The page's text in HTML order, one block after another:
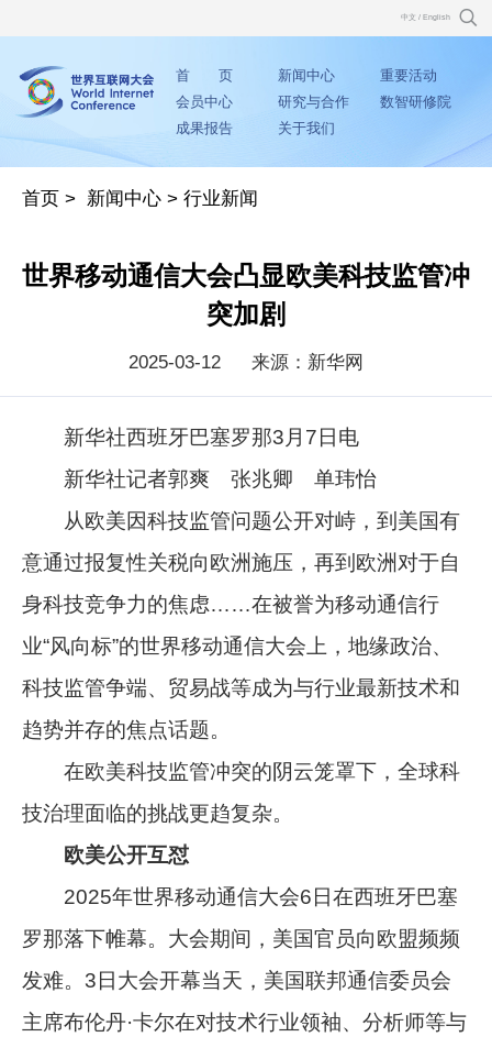
中文 / English
首 页 新闻中心
重要活动
会员中心
研究与合作
数智研修院
成果报告
关于我们
首页 > 新闻中心 >行业新闻
世界移动通信大会凸显欧美科技监管冲
突加剧
2025-03-12 来源：新华网
新华社西班牙巴塞罗那3月7日电
新华社记者郭爽 张兆卿 单玮怡
从欧美因科技监管问题公开对峙，到美国有
意通过报复性关税向欧洲施压，再到欧洲对于自
身科技竞争力的焦虑……在被誉为移动通信行
业“风向标”的世界移动通信大会上，地缘政治、
科技监管争端、贸易战等成为与行业最新技术和
趋势并存的焦点话题。
在欧美科技监管冲突的阴云笼罩下，全球科
技治理面临的挑战更趋复杂。
欧美公开互怼
2025年世界移动通信大会6日在西班牙巴塞
罗那落下帷幕。大会期间，美国官员向欧盟频频
发难。3日大会开幕当天，美国联邦通信委员会
主席布伦丹·卡尔在对技术行业领袖、分析师等与